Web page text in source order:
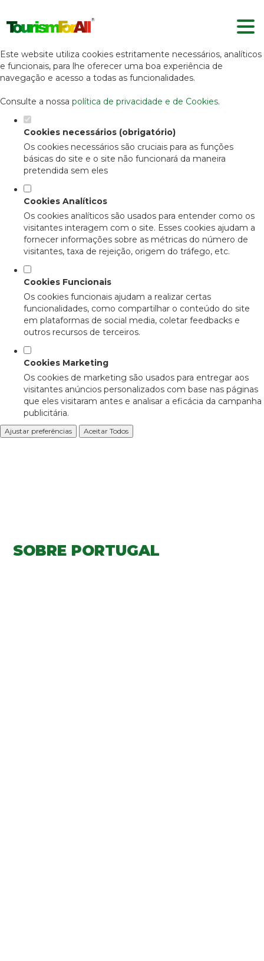
Defina as suas preferências de
cookies para este website.
Este website utiliza cookies estritamente necessários, analíticos
e funcionais, para lhe oferecer uma boa experiência de
navegação e acesso a todas as funcionalidades.
Consulte a nossa política de privacidade e de Cookies.
Cookies necessários (obrigatório)
Os cookies necessários são cruciais para as funções
básicas do site e o site não funcionará da maneira
pretendida sem eles
Cookies Analíticos
Os cookies analíticos são usados para entender como os
visitantes interagem com o site. Esses cookies ajudam a
fornecer informações sobre as métricas do número de
visitantes, taxa de rejeição, origem do tráfego, etc.
Cookies Funcionais
Os cookies funcionais ajudam a realizar certas
funcionalidades, como compartilhar o conteúdo do site
em plataformas de social media, coletar feedbacks e
outros recursos de terceiros.
Cookies Marketing
Os cookies de marketing são usados para entregar aos
visitantes anúncios personalizados com base nas páginas
que eles visitaram antes e analisar a eficácia da campanha
publicitária.
Ajustar preferências Aceitar Todos
SOBRE PORTUGAL